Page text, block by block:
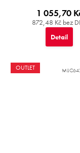
872,48 Kč bez
1 055,70
Detail
OUTLET